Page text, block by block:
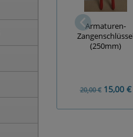
Armaturen-
Zangenschlüssel
(250mm)
20,00 €15,00 €